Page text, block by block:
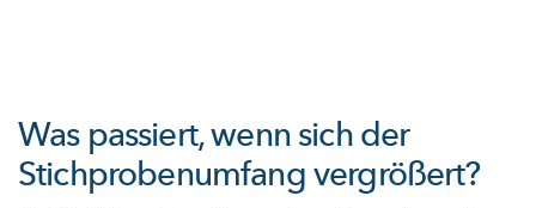
Was passiert, wenn sich der
Stichprobenumfang vergrößert?